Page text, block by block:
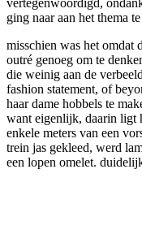
ging naar aan het thema
misschien was het omdat
outré genoeg om te
die weinig aan de
fashion statement, of
haar dame hobbels te
want eigenlijk, daarin ligt
enkele meters van een
trein jas gekleed, werd
een lopen omelet.